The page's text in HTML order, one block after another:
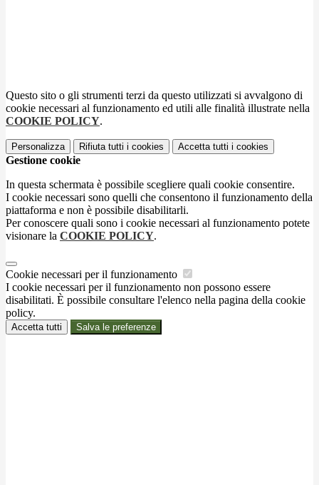
Questo sito o gli strumenti terzi da questo utilizzati si avvalgono di
cookie necessari al funzionamento ed utili alle finalità illustrate nella
COOKIE POLICY.
Personalizza Rifiuta tutti i cookies Accetta tutti i cookies
Gestione cookie
In questa schermata è possibile scegliere quali cookie consentire.
I cookie necessari sono quelli che consentono il funzionamento della
piattaforma e non è possibile disabilitarli.
Per conoscere quali sono i cookie necessari al funzionamento potete
visionare la COOKIE POLICY.
Cookie necessari per il funzionamento
I cookie necessari per il funzionamento non possono essere
disabilitati. È possibile consultare l'elenco nella pagina della cookie
policy.
Accetta tutti Salva le preferenze